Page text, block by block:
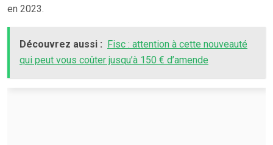
en 2023.
Découvrez aussi :
Fisc : attention à cette nouveauté
qui peut vous coûter jusqu’à 150 € d’amende